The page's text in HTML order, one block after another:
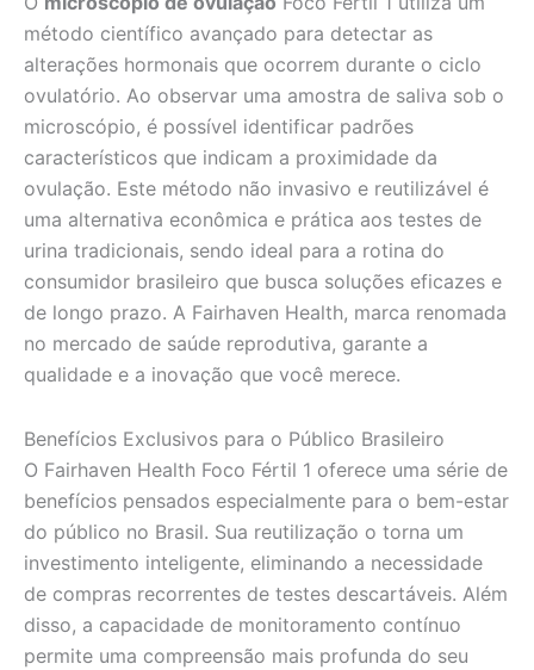
método científico avançado para detectar as
alterações hormonais que ocorrem durante o ciclo
ovulatório. Ao observar uma amostra de saliva sob o
microscópio, é possível identificar padrões
característicos que indicam a proximidade da
ovulação. Este método não invasivo e reutilizável é
uma alternativa econômica e prática aos testes de
urina tradicionais, sendo ideal para a rotina do
consumidor brasileiro que busca soluções eficazes e
de longo prazo. A Fairhaven Health, marca renomada
no mercado de saúde reprodutiva, garante a
qualidade e a inovação que você merece.
Benefícios Exclusivos para o Público Brasileiro
O Fairhaven Health Foco Fértil 1 oferece uma série de
benefícios pensados especialmente para o bem-estar
do público no Brasil. Sua reutilização o torna um
investimento inteligente, eliminando a necessidade
de compras recorrentes de testes descartáveis. Além
disso, a capacidade de monitoramento contínuo
permite uma compreensão mais profunda do seu